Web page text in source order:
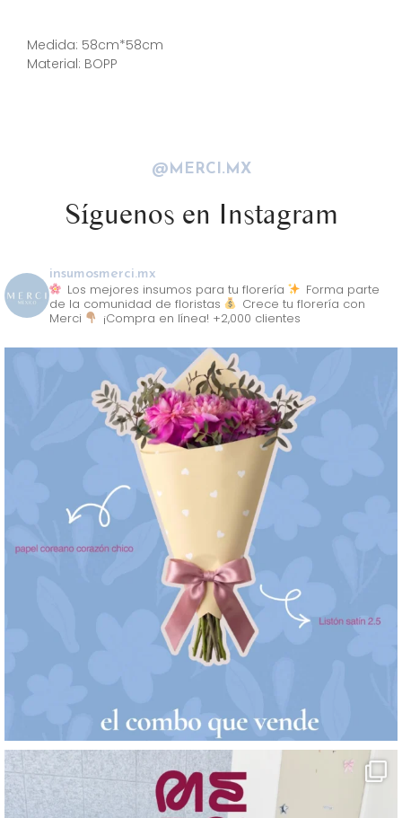
Medida: 58cm*58cm
Material: BOPP
@MERCI.MX
Síguenos en Instagram
insumosmerci.mx
Los mejores insumos para tu florería
Forma parte
de la comunidad de floristas
Crece tu florería con
Merci
¡Compra en línea! +2,000 clientes